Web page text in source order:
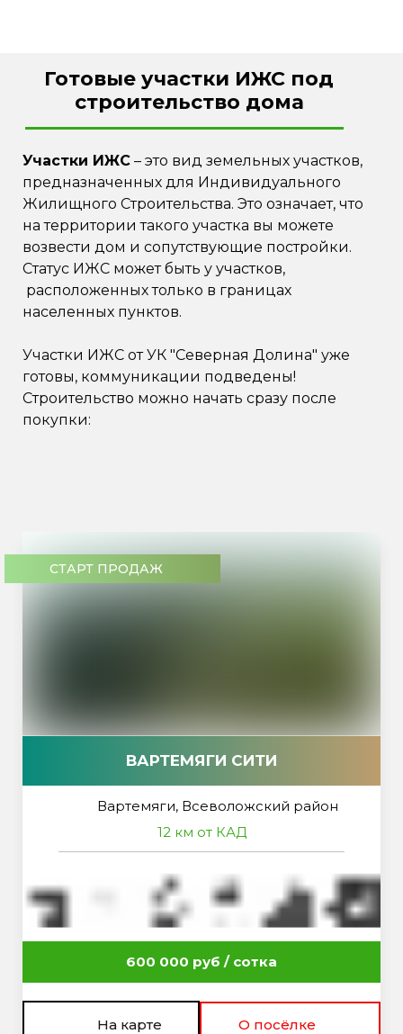
Готовые участки ИЖС под
строительство дома
Участки ИЖС – это вид земельных участков,
предназначенных для Индивидуального
Жилищного Строительства. Это означает, что
на территории такого участка вы можете
возвести дом и сопутствующие постройки.
Статус ИЖС может быть у участков,
расположенных только в границах
населенных пунктов.
Участки ИЖС от УК "Северная Долина" уже
готовы, коммуникации подведены!
Строительство можно начать сразу после
покупки:
СТАРТ ПРОДАЖ
ВАРТЕМЯГИ СИТИ
Вартемяги, Всеволожский район
12 км от КАД
600 000 руб / сотка
На карте О посёлке